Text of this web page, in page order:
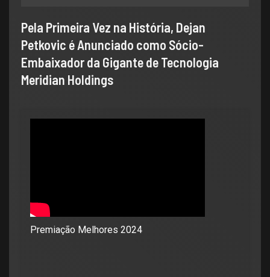
Pela Primeira Vez na História, Dejan
Petkovic é Anunciado como Sócio-
Embaixador da Gigante de Tecnologia
Meridian Holdings
Premiação Melhores 2024